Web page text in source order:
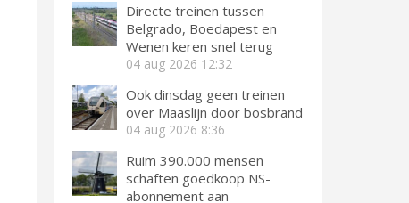
Directe treinen tussen
Belgrado, Boedapest en
Wenen keren snel terug
04 aug 2026 12:32
Ook dinsdag geen treinen
over Maaslijn door bosbrand
04 aug 2026 8:36
Ruim 390.000 mensen
schaften goedkoop NS-
abonnement aan